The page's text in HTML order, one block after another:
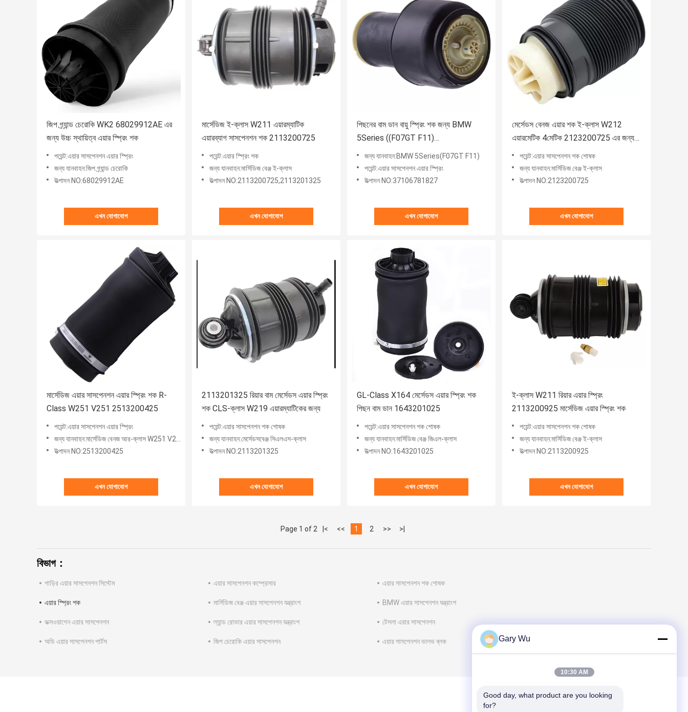
জিপ গ্র্যান্ড চেরোকি WK2 68029912AE এর
জন্য উচ্চ স্থায়িত্ব এয়ার স্প্রিং শক
পয়েন্ট:এয়ার সাসপেনশন এয়ার স্প্রিং
জন্য যানবাহন:জিপ গ্র্যান্ড চেরোকি
উত্পাদন NO:68029912AE
এখন যোগাযোগ
মার্সেডিজ ই-ক্লাস W211 এয়ারম্যাটিক
এয়ারব্যাগ সাসপেনশন শক 2113200725
পয়েন্ট:এয়ার স্প্রিং শক
জন্য যানবাহন:মার্সিডিজ বেঞ্জ ই-ক্লাস
উত্পাদন NO:2113200725,2113201325
এখন যোগাযোগ
পিছনের বাম ডান বায়ু স্প্রিং শক জন্য BMW
5Series ((F07GT F11)
37106781827
জন্য যানবাহন:BMW 5Series(F07GT F11)
পয়েন্ট:এয়ার সাসপেনশন এয়ার স্প্রিং
উত্পাদন NO:37106781827
এখন যোগাযোগ
মের্সেডস বেনজ এয়ার শক ই-ক্লাস W212
এয়ারমেটিক 4মেটিক 2123200725 এর জন্য
পিছনের বাম দিকে
পয়েন্ট:এয়ার সাসপেনশন শক শোষক
জন্য যানবাহন:মার্সিডিজ বেঞ্জ ই-ক্লাস
উত্পাদন NO:2123200725
এখন যোগাযোগ
মার্সেডিজ এয়ার সাসপেনশন এয়ার স্প্রিং শক R-
Class W251 V251 2513200425
পয়েন্ট:এয়ার সাসপেনশন এয়ার স্প্রিং
জন্য যানবাহন:মার্সেডিজ বেনজ আর-ক্লাস W251 V251
উত্পাদন NO:2513200425
এখন যোগাযোগ
2113201325 রিয়ার বাম মের্সেডস এয়ার স্প্রিং
শক CLS-ক্লাস W219 এয়ারম্যাটিকের জন্য
পয়েন্ট:এয়ার সাসপেনশন শক শোষক
জন্য যানবাহন:মের্সেডসবেঞ্জ সিএলএস-ক্লাস
উত্পাদন NO:2113201325
এখন যোগাযোগ
GL-Class X164 মের্সেডস এয়ার স্প্রিং শক
পিছন বাম ডান 1643201025
পয়েন্ট:এয়ার সাসপেনশন শক শোষক
জন্য যানবাহন:মার্সিডিজ বেঞ্জ জিএল-ক্লাস
উত্পাদন NO:1643201025
এখন যোগাযোগ
ই-ক্লাস W211 রিয়ার এয়ার স্প্রিং
2113200925 মার্সেডিজ এয়ার স্প্রিং শক
পয়েন্ট:এয়ার সাসপেনশন শক শোষক
জন্য যানবাহন:মার্সিডিজ বেঞ্জ ই-ক্লাস
উত্পাদন NO:2113200925
এখন যোগাযোগ
Page 1 of 2 |< << 1 2 >> >|
বিভাগ：
গাড়ির এয়ার সাসপেনশন সিস্টেম এয়ার সাসপেনশন কম্প্রেসার এয়ার সাসপেনশন শক শোষক
এয়ার স্প্রিং শক মার্সিডিজ বেঞ্জ এয়ার সাসপেনশন যন্ত্রাংশ BMW এয়ার সাসপেনশন যন্ত্রাংশ
ভক্সওয়াগেন এয়ার সাসপেনশন ল্যান্ড রোভার এয়ার সাসপেনশন যন্ত্রাংশ টেসলা এয়ার সাসপেনশন
অডি এয়ার সাসপেনশন পার্টস জিপ চেরোকি এয়ার সাসপেনশন এয়ার সাসপেনশন ভালভ ব্লক Gary Wu
10:30 AM
Good day, what product are you looking
for?